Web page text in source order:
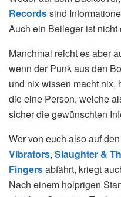
Recordssind
Auch ein Beileger ist nicht
Manchmal reicht es aber
wenn der Punk aus den
und nix wissen macht nix,
die eine Person, welche
sicher die gewünschten
Wer von euch also auf
Vibrators, Slaughter &
Fingersabfährt, kriegt
Nach einem holprigen